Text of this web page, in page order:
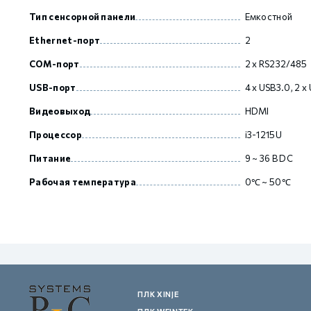
Тип сенсорной панели Емкостной
Ethernet-порт 2
COM-порт 2 х RS232/485
USB-порт 4 x USB3.0, 2 x
Видеовыход HDMI
Процессор i3-1215U
Питание 9 ~ 36 В DC
Рабочая температура 0℃ ~ 50℃
ПЛК XINJE
GCAN